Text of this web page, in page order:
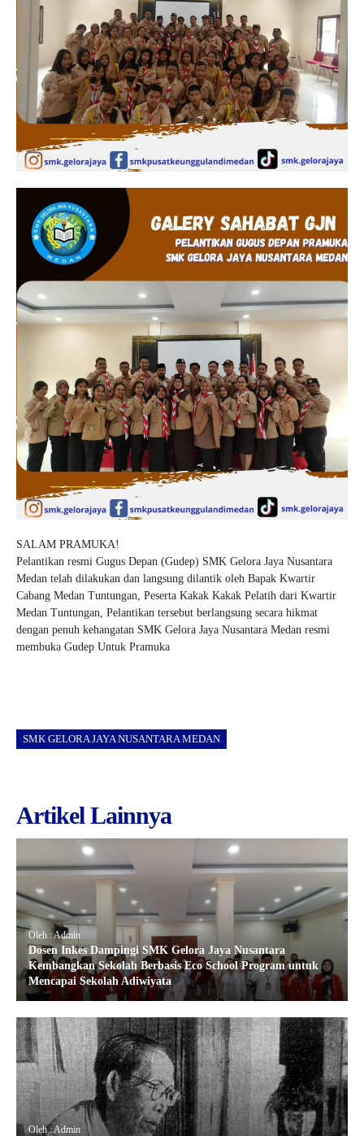
SALAM PRAMUKA!
Pelantikan resmi Gugus Depan (Gudep) SMK Gelora Jaya Nusantara
Medan telah dilakukan dan langsung dilantik oleh Bapak Kwartir
Cabang Medan Tuntungan, Peserta Kakak Kakak Pelatih dari Kwartir
Medan Tuntungan, Pelantikan tersebut berlangsung secara hikmat
dengan penuh kehangatan SMK Gelora Jaya Nusantara Medan resmi
membuka Gudep Untuk Pramuka
SMK GELORA JAYA NUSANTARA MEDAN
Artikel Lainnya
Oleh : Admin
Dosen Inkes Dampingi SMK Gelora Jaya Nusantara
Kembangkan Sekolah Berbasis Eco School Program untuk
Mencapai Sekolah Adiwiyata
Oleh : Admin